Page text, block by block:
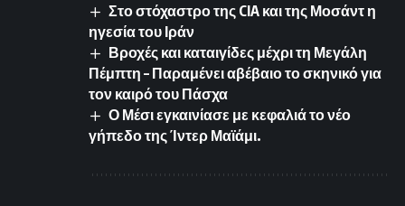
Στο στόχαστρο της CIA και της Μοσάντ η
ηγεσία του Ιράν
Βροχές και καταιγίδες μέχρι τη Μεγάλη
Πέμπτη – Παραμένει αβέβαιο το σκηνικό για
τον καιρό του Πάσχα
Ο Μέσι εγκαινίασε με κεφαλιά το νέο
γήπεδο της Ίντερ Μαϊάμι.